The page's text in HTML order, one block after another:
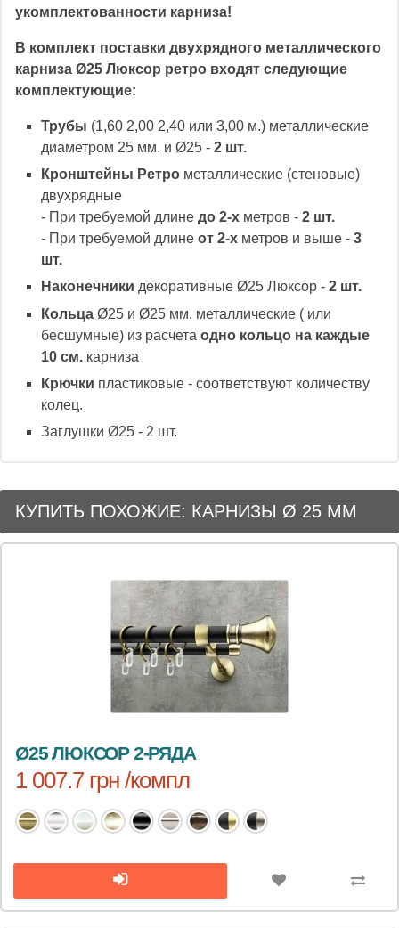
укомплектованности карниза!
В комплект поставки двухрядного металлического
карниза Ø25 Люксор ретро входят следующие
комплектующие:
Трубы (1,60 2,00 2,40 или 3,00 м.) металлические
диаметром 25 мм. и Ø25 - 2 шт.
Кронштейны Ретрометаллические (стеновые)
двухрядные
- При требуемой длине до 2-хметров - 2 шт.
- При требуемой длине от 2-хметров и выше - 3
шт.
Наконечники декоративные Ø25 Люксор - 2 шт.
КольцаØ25 и Ø25 мм. металлические ( или
бесшумные) из расчета одно кольцо на каждые
10 см.карниза
Крючки пластиковые - соответствуют количеству
колец.
Заглушки Ø25 - 2 шт.
КУПИТЬ ПОХОЖИЕ: КАРНИЗЫ Ø 25 ММ
Ø25 ЛЮКСОР 2-РЯДА
1 007.7 грн /компл